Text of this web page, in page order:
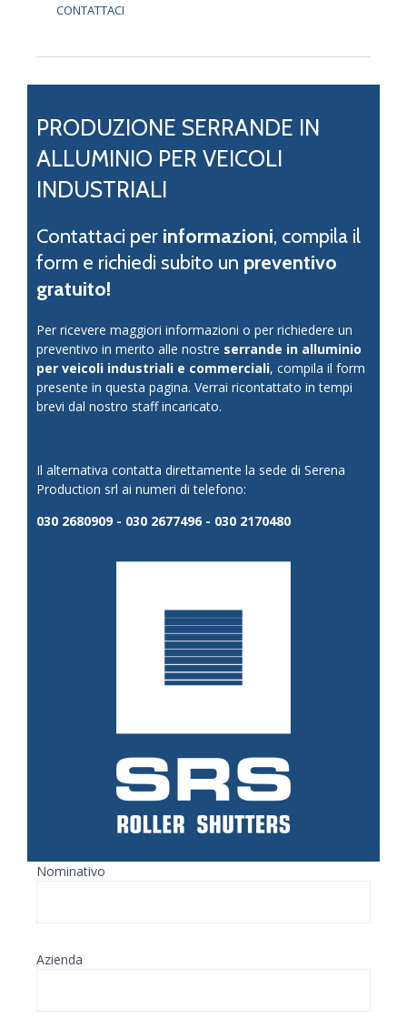
CONTATTACI
PRODUZIONE SERRANDE IN
ALLUMINIO PER VEICOLI
INDUSTRIALI
Contattaci per informazioni, compila il
form e richiedi subito un preventivo
gratuito!
Per ricevere maggiori informazioni o per richiedere un
preventivo in merito alle nostre serrande in alluminio
per veicoli industriali e commerciali, compila il form
presente in questa pagina. Verrai ricontattato in tempi
brevi dal nostro staff incaricato.
Il alternativa contatta direttamente la sede di Serena
Production srl ai numeri di telefono:
030 2680909 - 030 2677496 - 030 2170480
Nominativo
Azienda